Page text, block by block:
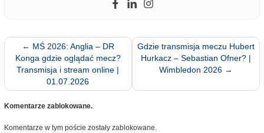
← MŚ 2026: Anglia – DR
Konga gdzie oglądać mecz?
Transmisja i stream online |
01.07.2026
Gdzie transmisja meczu Hubert
Hurkacz – Sebastian Ofner? |
Wimbledon 2026 →
Komentarze zablokowane.
Komentarze w tym poście zostały zablokowane.